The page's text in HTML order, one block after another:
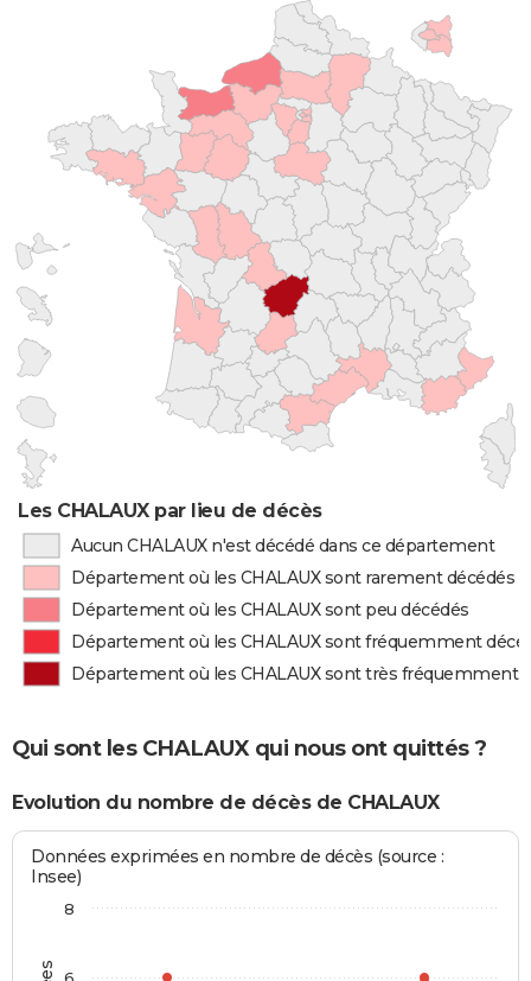
Les CHALAUX par lieu de décès
Aucun CHALAUX n'est décédé dans ce département
Département où les CHALAUX sont rarement décédés
Département où les CHALAUX sont peu décédés
Département où les CHALAUX sont fréquemment
Département où les CHALAUX sont très fréquemment
Qui sont les CHALAUX qui nous ont quittés ?
Evolution du nombre de décès de CHALAUX
Données exprimées en nombre de décès (source :
Insee)
8